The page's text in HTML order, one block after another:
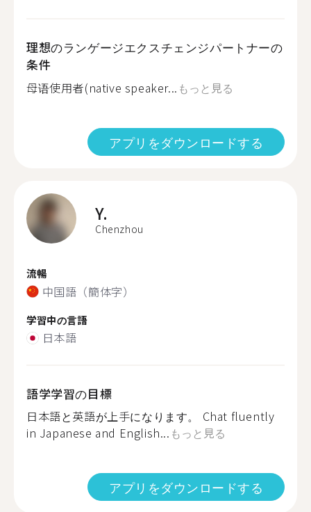
理想のランゲージエクスチェンジパートナーの
条件
母语使用者(native speaker... もっと見る
アプリをダウンロードする
Y.
Chenzhou
流暢
中国語（簡体字）
学習中の言語
日本語
語学学習の目標
日本語と英語が上手になります。 Chat fluently
in Japanese and English... もっと見る
アプリをダウンロードする